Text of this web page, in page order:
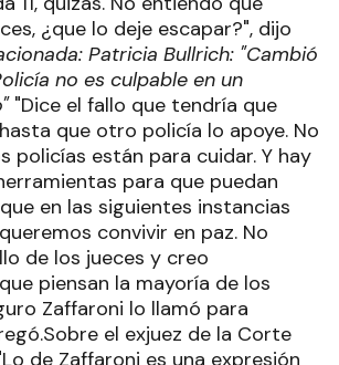
¿que lo deje escapar?", dijo
Patricia Bullrich: "Cambió
no es culpable en un
"Dice el fallo que tendría que
que otro policía lo apoye. No
policías están para cuidar. Y hay
para que puedan
en las siguientes instancias
convivir en paz. No
de los jueces y creo
piensan la mayoría de los
Zaffaroni lo llamó para
el exjuez de la Corte